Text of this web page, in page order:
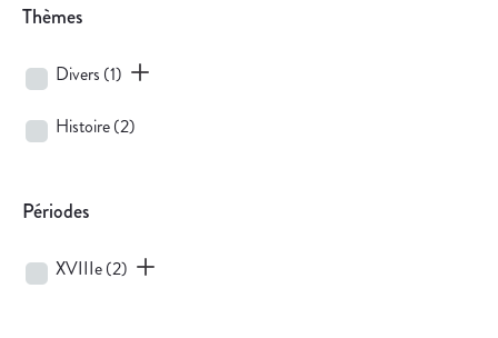
Thèmes
Divers (1)
Histoire(2)
Périodes
XVIIIe(2)